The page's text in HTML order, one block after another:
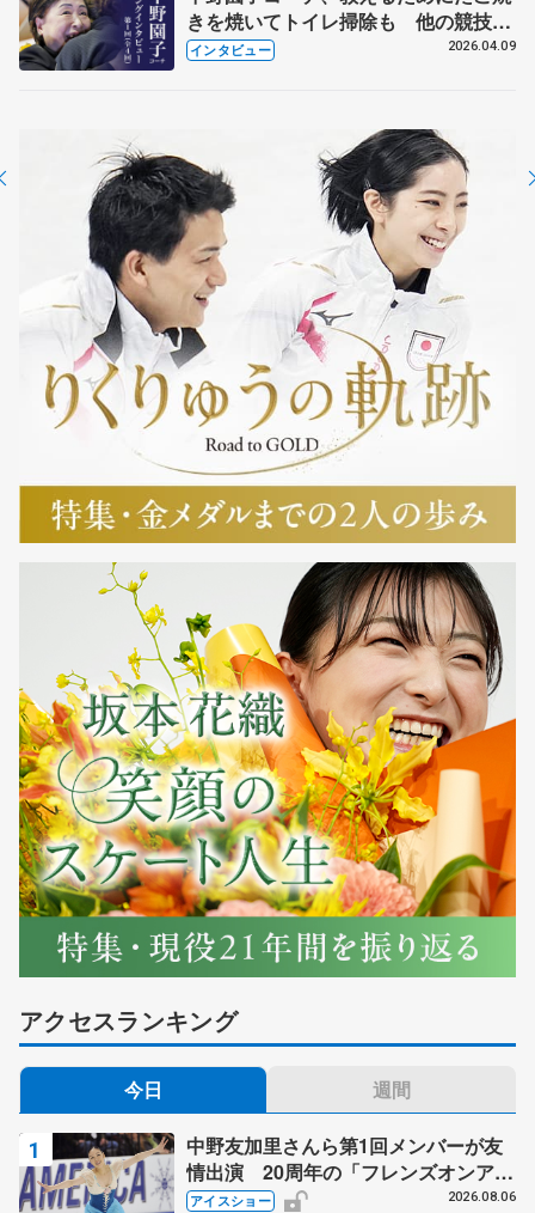
きを焼いてトイレ掃除も 他の競技に
も通用するという坂本花織の筋肉
インタビュー 2026.04.09
アクセスランキング
今日 週間
中野友加里さんら第1回メンバーが友
情出演 20周年の「フレンズオンアイ
ス」 宮本賢二さん、有川梨絵さん、
アイスショー 2026.08.06